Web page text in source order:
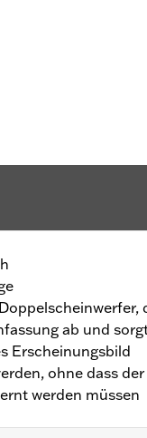
ab und
Erscheinungsbild
ohne dass
werden müssen